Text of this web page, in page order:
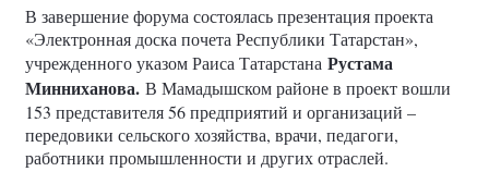
В завершение форума состоялась презентация проекта
«Электронная доска почета Республики Татарстан»,
учрежденного указом Раиса Татарстана Рустама
Минниханова. В Мамадышском районе в проект вошли
153 представителя 56 предприятий и организаций –
передовики сельского хозяйства, врачи, педагоги,
работники промышленности и других отраслей.